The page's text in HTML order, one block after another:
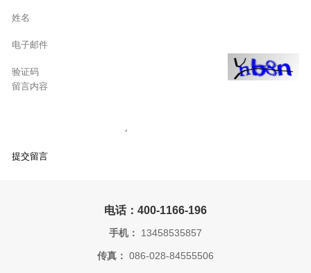
电话：400-1166-196
手机： 13458535857
传真： 086-028-84555506